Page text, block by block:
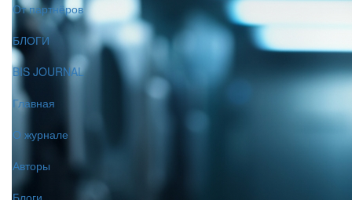
От партнёров
БЛОГИ
BIS JOURNAL
Главная
О журнале
Авторы
Блоги